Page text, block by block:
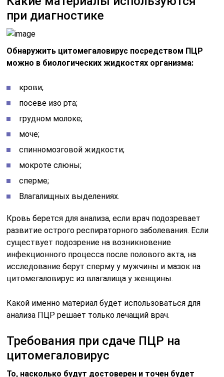
при диагностике
Обнаружить цитомегаловирус посредством ПЦР
можно в биологических жидкостях организма:
крови;
посеве изо рта;
грудном молоке;
моче;
спинномозговой жидкости;
мокроте слюны;
сперме;
Влагалищных выделениях.
Кровь берется для анализа, если врач подозревает
развитие острого респираторного заболевания. Если
существует подозрение на возникновение
инфекционного процесса после полового акта, на
исследование берут сперму у мужчины и мазок на
цитомегаловирус из влагалища у женщины.
Какой именно материал будет использоваться для
анализа ПЦР решает только лечащий врач.
Требования при сдаче ПЦР на
цитомегаловирус
То, насколько будут достоверен и точен будет